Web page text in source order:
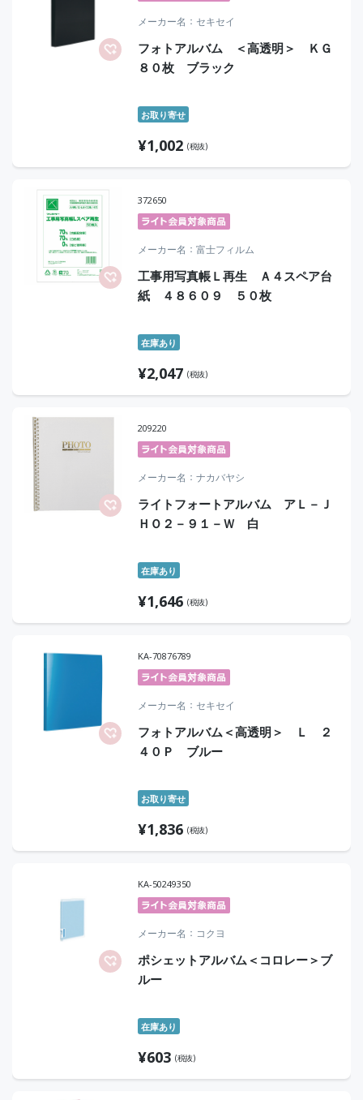
メーカー名 セキセイ
フォトアルバム ＜高透明＞ ＫＧ
８０枚 ブラック
お取り寄せ
¥1,002 (税抜)
372650
メーカー名 富士フィルム
工事用写真帳Ｌ再生 Ａ４スペア台
紙 ４８６０９ ５０枚
在庫あり
¥2,047 (税抜)
209220
メーカー名 ナカバヤシ
ライトフォートアルバム アＬ－Ｊ
ＨＯ２－９１－Ｗ 白
在庫あり
¥1,646 (税抜)
KA-70876789
メーカー名 セキセイ
フォトアルバム＜高透明＞ Ｌ ２
４０Ｐ ブルー
お取り寄せ
¥1,836 (税抜)
KA-50249350
メーカー名 コクヨ
ポシェットアルバム＜コロレー＞ブ
ルー
在庫あり
¥603 (税抜)